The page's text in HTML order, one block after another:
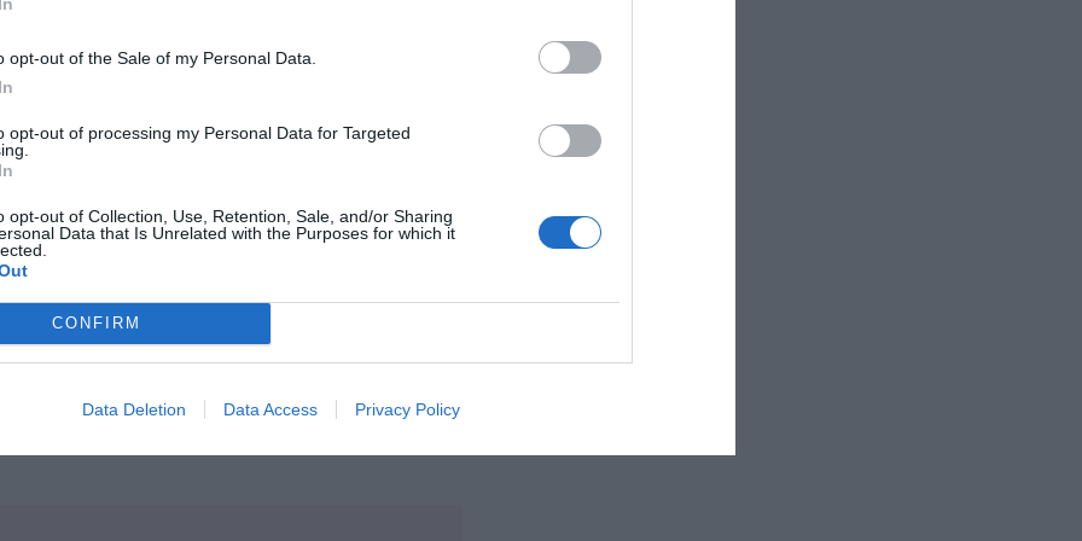
opt-out of the Sale of my Personal Data.
opt-out of processing my Personal Data for Targeted
opt-out of Collection, Use, Retention, Sale, and/or Sharing
Data that Is Unrelated with the Purposes for which it
CONFIRM
Data Deletion Data Access Privacy Policy
que tiene mayor peso dentro de la
de farmacia, en el ejercicio 2020 iba desde
al 10,77 % en la farmacia de más de 2
ejercicio 2021, la farmacia más pequeña
2 000 000 de € de facturación un 12,45 %.
de 300 000 € de facturación a la de
incremento en cada tramo; en cambio, en
considerable reducción del gasto de